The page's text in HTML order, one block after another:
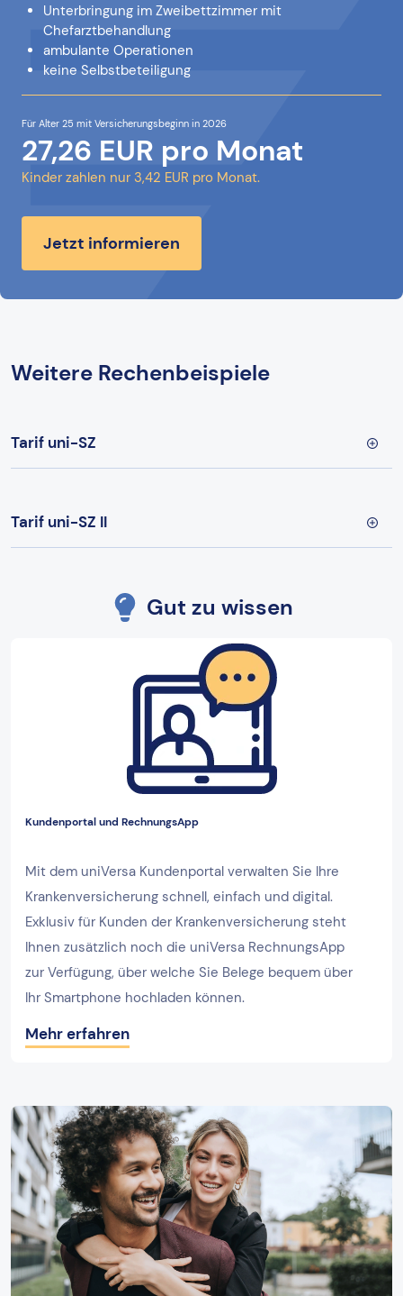
Unterbringung im Zweibettzimmer mit
Chefarztbehandlung
ambulante Operationen
keine Selbstbeteiligung
Für Alter 25 mit Versicherungsbeginn in 2026
27,26 EUR pro Monat
Kinder zahlen nur 3,42 EUR pro Monat.
Jetzt informieren
Weitere Rechenbeispiele
Tarif uni-SZ
Tarif uni-SZ II
Gut zu wissen
Kundenportal und RechnungsApp
Mit dem uniVersa Kundenportal verwalten Sie Ihre
Krankenversicherung schnell, einfach und digital.
Exklusiv für Kunden der Krankenversicherung steht
Ihnen zusätzlich noch die uniVersa RechnungsApp
zur Verfügung, über welche Sie Belege bequem über
Ihr Smartphone hochladen können.
Mehr erfahren